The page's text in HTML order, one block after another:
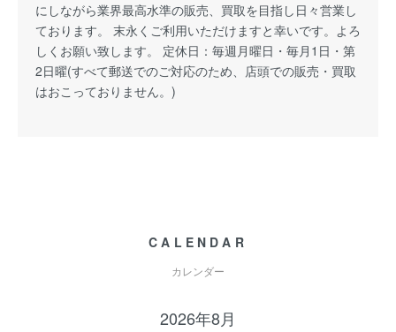
にしながら業界最高水準の販売、買取を目指し日々営業し
ております。 末永くご利用いただけますと幸いです。よろ
しくお願い致します。 定休日：毎週月曜日・毎月1日・第
2日曜(すべて郵送でのご対応のため、店頭での販売・買取
はおこっておりません。)
CALENDAR
カレンダー
2026年8月